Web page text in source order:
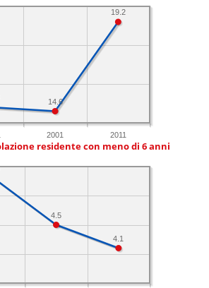
2001 2011
19.2
14.6
residente con meno di 6 anni
4.1
4.5